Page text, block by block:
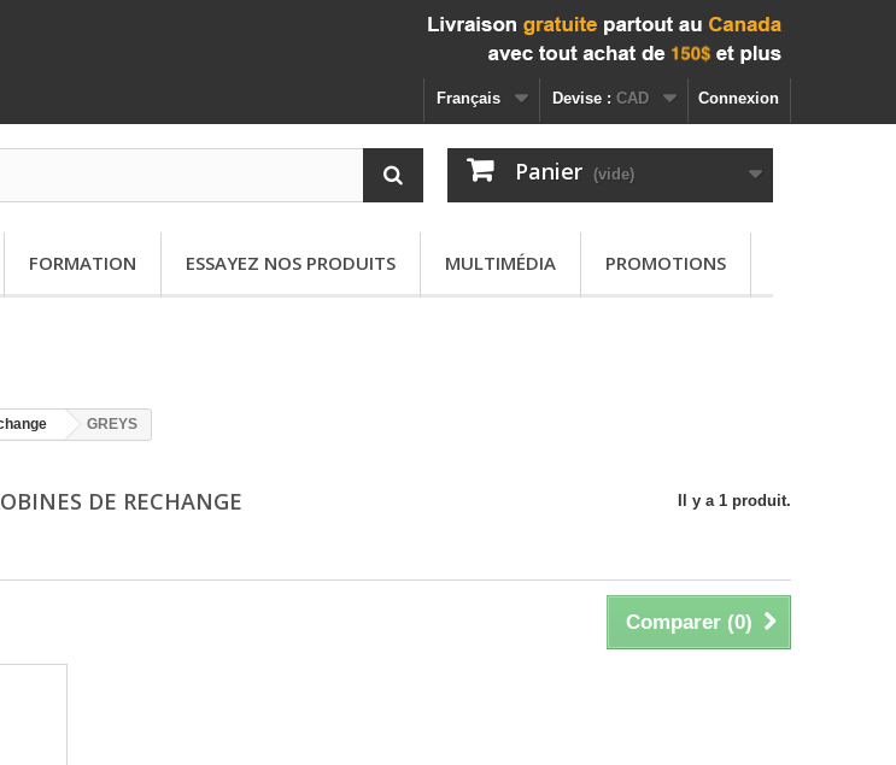
Connexion
Devise : CAD
Français
Panier (vide)
FORMATION ESSAYEZ NOS PRODUITS MULTIMÉDIA PROMOTIONS
GREYS
DE RECHANGE Il y a 1 produit.
Comparer (0)